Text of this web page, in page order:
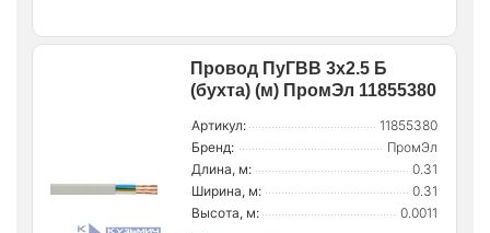
Провод ПуГВВ 3х2.5 Б
(бухта) (м) ПромЭл 11855380
Артикул:
11855380
Бренд:
ПромЭл
Длина, м:
0.31
Ширина, м:
0.31
Высота, м:
0.0011